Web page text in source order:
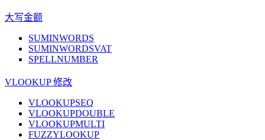
大写金额
SUMINWORDS
SUMINWORDSVAT
SPELLNUMBER
VLOOKUP 修改
VLOOKUPSEQ
VLOOKUPDOUBLE
VLOOKUPMULTI
FUZZYLOOKUP